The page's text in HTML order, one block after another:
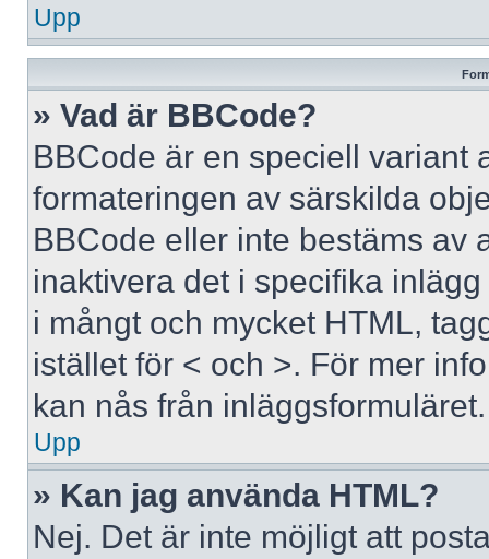
Upp
» Vad är BBCode?
BBCode är en speciell variant
formateringen av särskilda
BBCode eller inte bestäms av
inaktivera det i specifika
i mångt och mycket HTML,
istället för < och >. För mer
kan nås från inläggsformuläret.
Upp
» Kan jag använda HTML?
Nej. Det är inte möjligt att